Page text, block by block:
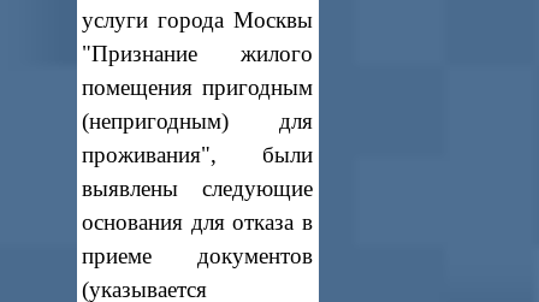
услуги города Москвы
"Признание жилого
помещения пригодным
(непригодным) для
проживания", были
выявлены следующие
основания для отказа в
приеме документов
(указывается